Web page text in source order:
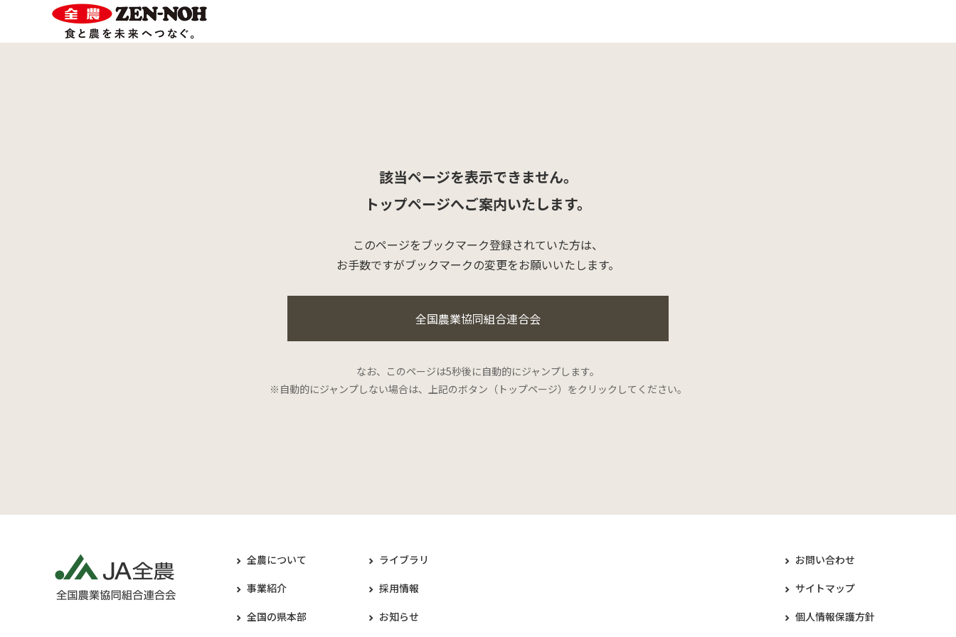
該当ページを表示できません。
トップページへご案内いたします。
このページをブックマーク登録されていた方は、
お手数ですがブックマークの変更をお願いいたします。
全国農業協同組合連合会
なお、このページは5秒後に自動的にジャンプします。
※自動的にジャンプしない場合は、上記のボタン（トップページ）をクリックしてください。
全農について
事業紹介
全国の県本部
ライブラリ
採用情報
お知らせ
お問い合わせ
サイトマップ
個人情報保護方針